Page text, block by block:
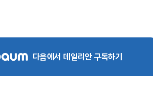
다음에서 데일리안 구독하기